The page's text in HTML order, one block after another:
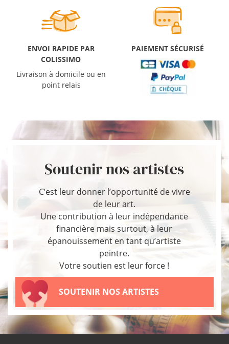
ENVOI RAPIDE PAR
COLISSIMO
Livraison à domicile ou en
point relais
PAIEMENT SÉCURISÉ
Soutenir nos artistes
C’est leur donner l’opportunité de vivre
de leur art.
Une contribution à leur indépendance
financière mais surtout, à leur
épanouissement en tant qu’artiste
peintre.
Votre soutien est leur force !
SOUTENIR NOS ARTISTES